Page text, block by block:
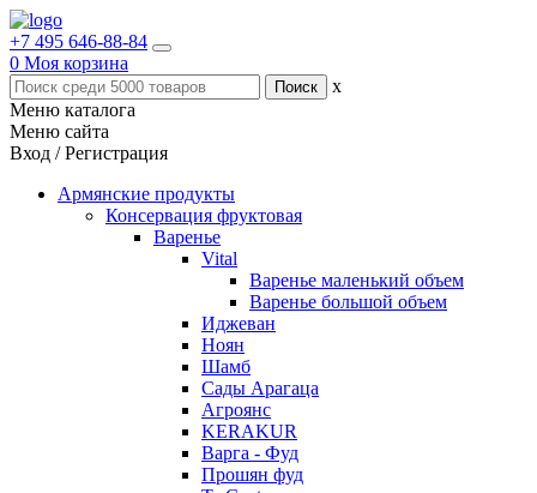
+7 495 646-88-84
0 Моя корзина
x
Меню каталога
Меню сайта
Вход / Регистрация
Армянские продукты
Консервация фруктовая
Варенье
Vital
Варенье маленький объем
Варенье большой объем
Иджеван
Ноян
Шамб
Сады Арагаца
Агроянс
KERAKUR
Варга - Фуд
Прошян фуд